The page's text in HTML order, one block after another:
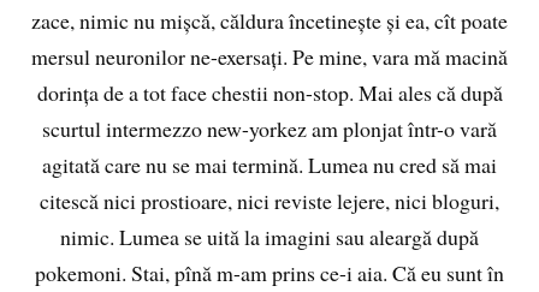
zace, nimic nu mișcă, căldura încetinește și ea, cît poate
mersul neuronilor ne-exersați. Pe mine, vara mă macină
dorința de a tot face chestii non-stop. Mai ales că după
scurtul intermezzo new-yorkez am plonjat într-o vară
agitată care nu se mai termină. Lumea nu cred să mai
citescă nici prostioare, nici reviste lejere, nici bloguri,
nimic. Lumea se uită la imagini sau aleargă după
pokemoni. Stai, pînă m-am prins ce-i aia. Că eu sunt în